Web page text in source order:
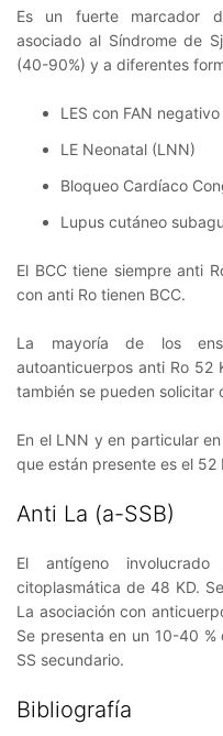
Es un fuerte marcador
asociado al Síndrome de
(40-90%) y a diferentes
LES con FAN negativo
LE Neonatal (LNN)
Bloqueo Cardíaco
Lupus cutáneo
El BCC tiene siempre anti
con anti Ro tienen BCC.
La mayoría de los
autoanticuerpos anti Ro 52
también se pueden solicitar
En el LNN y en particular
que están presente es el 52
Anti La (a-SSB)
El antígeno
citoplasmática de 48 KD.
La asociación con
Se presenta en un 10-40
SS secundario.
Bibliografía